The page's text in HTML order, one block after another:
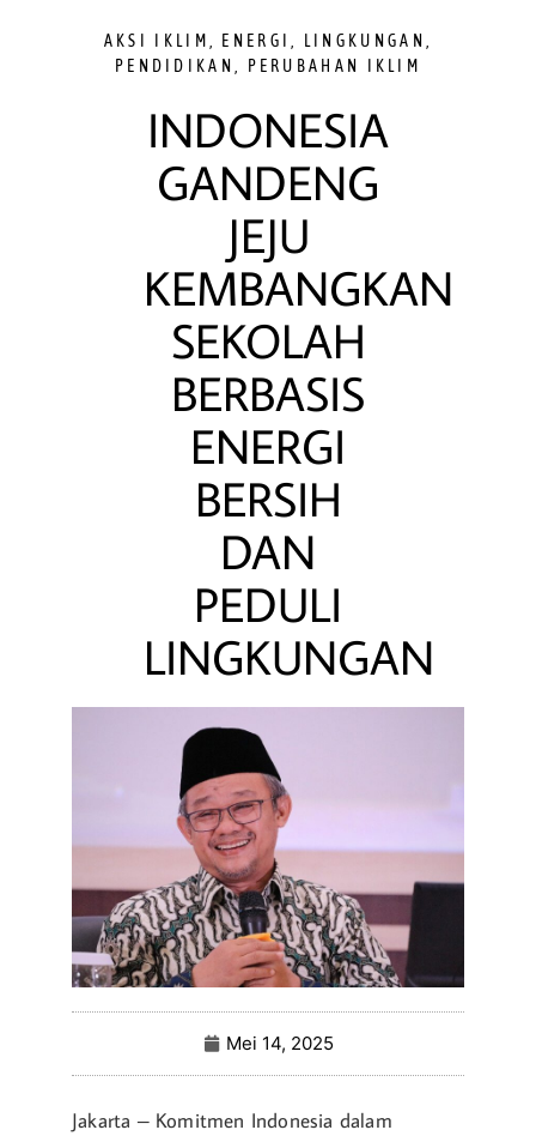
AKSI IKLIM ENERGI LINGKUNGAN
PENDIDIKAN
PERUBAHAN IKLIM
INDONESIA
GANDENG
JEJU
KEMBANGKAN
SEKOLAH
BERBASIS
ENERGI
BERSIH
DAN
PEDULI
LINGKUNGAN
Mei 14, 2025
Jakarta – Komitmen Indonesia dalam